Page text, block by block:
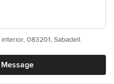
083201, Sabadell.